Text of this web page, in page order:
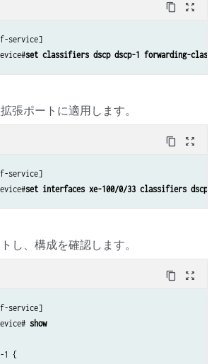
content_copy zoom_out_map
service]
set classifiers dscp dscp-1 forwarding-
張ポートに適用します。
content_copy zoom_out_map
service]
set interfaces xe-100/0/33 classifiers dscp
し、構成を確認します。
content_copy zoom_out_map
service]
show
1 {